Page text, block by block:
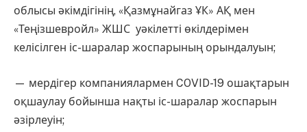
облысы әкімдігінің, «Қазмұнайгаз ҰК» АҚ мен
«Теңізшевройл» ЖШС уәкілетті өкілдерімен
келісілген іс-шаралар жоспарының орындалуын;
— мердігер компаниялармен COVID-19 ошақтарын
оқшаулау бойынша нақты іс-шаралар жоспарын
әзірлеуін;